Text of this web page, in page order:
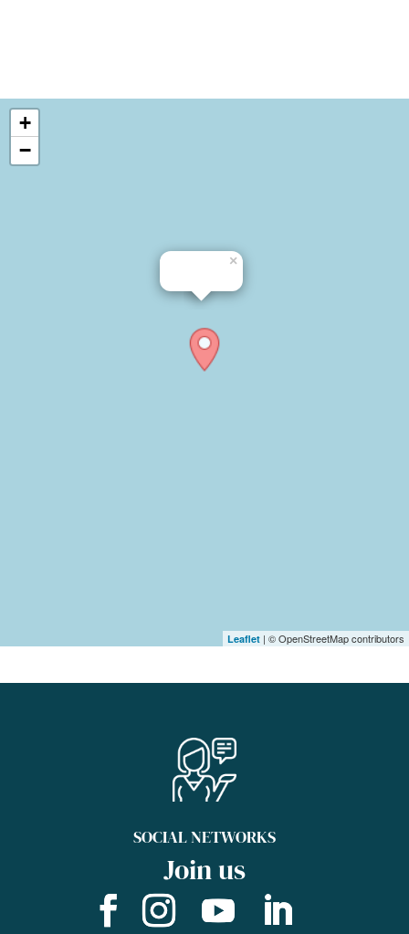
×
+
−
Leaflet | © OpenStreetMap contributors
SOCIAL NETWORKS
Join us